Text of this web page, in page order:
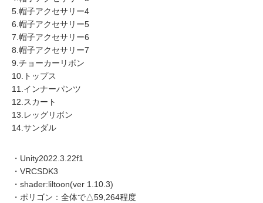
5.帽子アクセサリー4
6.帽子アクセサリー5
7.帽子アクセサリー6
8.帽子アクセサリー7
9.チョーカーリボン
10.トップス
11.インナーパンツ
12.スカート
13.レッグリボン
14.サンダル
・Unity2022.3.22f1
・VRCSDK3
・shader:liltoon(ver 1.10.3)
・ポリゴン：全体で△59,264程度